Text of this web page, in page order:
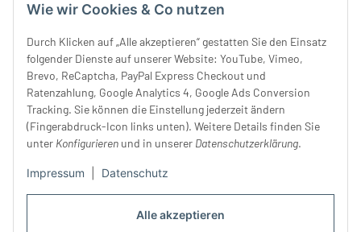
Alle akzeptieren
Wie wir Cookies & Co nutzen
Durch Klicken auf „Alle akzeptieren“ gestatten Sie den Einsatz
folgender Dienste auf unserer Website: YouTube, Vimeo,
Brevo, ReCaptcha, PayPal Express Checkout und
Ratenzahlung, Google Analytics 4, Google Ads Conversion
Tracking. Sie können die Einstellung jederzeit ändern
(Fingerabdruck-Icon links unten). Weitere Details finden Sie
unter Konfigurieren und in unserer Datenschutzerklärung.
Impressum Datenschutz
Donnerstag:
10 - 18 Uhr
Samstag:
10 - 14 Uhr
Unser Service
Rechtliches